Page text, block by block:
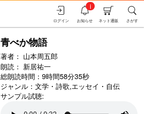
さがす
ネット通販
お知らせ
i
ログイン
青べか物語
著者： 山本周五郎
朗読： 新居祐一
総朗読時間：9時間58分35秒
ジャンル： 文学・詩歌,エッセイ・自伝
サンプル試聴: